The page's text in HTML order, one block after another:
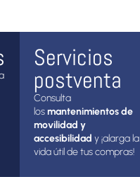
Servicios
postventa
Consulta
losmantenimientos de
movilidad y
accesibilidad y ¡alarga la
vida útil de tus compras!